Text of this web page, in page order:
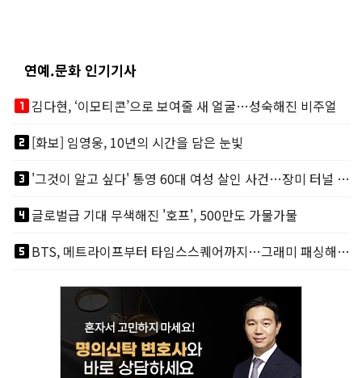
연예.문화 인기기사
looks_one김다현, ‘이모티콘’으로 보여줄 새 얼굴…성숙해진 비주얼
looks_two[화보] 임영웅, 10년의 시간을 담은 눈빛
looks_3
'그것이 알고 싶다' 통영 60대 여성 살인 사건…장미 터널 아래 킬러, 누구냐 넌?
looks_4글로벌급 기대 무색해진 '호프', 500만도 가물가물
looks_5
BTS, 메트라이프부터 타임스스퀘어까지…그래미 패싱해도 미 대륙 꿀꺽